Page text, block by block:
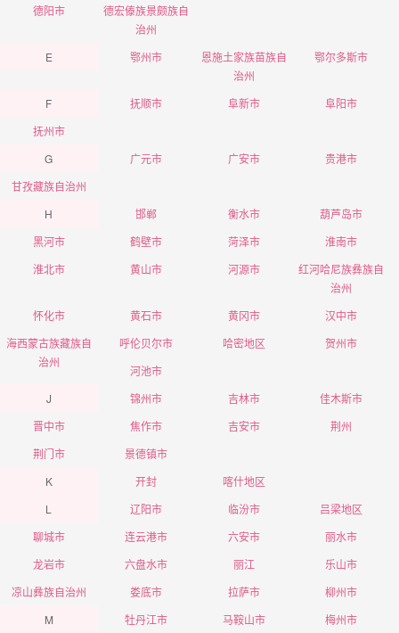
德阳市
德宏傣族景颇族自
治州
E
鄂州市
恩施土家族苗族自
治州
鄂尔多斯市
F 抚顺市 阜新市
阜阳市
抚州市
G
广元市 广安市
贵港市
甘孜藏族自治州
H
邯郸 衡水市
葫芦岛市
黑河市
鹤壁市 菏泽市
淮南市
淮北市
黄山市 河源市
红河哈尼族彝族自
治州
怀化市
黄石市 黄冈市
汉中市
海西蒙古族藏族自
治州
呼伦贝尔市 哈密地区
贺州市
河池市
J
锦州市 吉林市
佳木斯市
晋中市
焦作市 吉安市
荆州
荆门市
景德镇市
K
开封
喀什地区
L
辽阳市 临汾市
吕梁地区
聊城市
连云港市 六安市
丽水市
龙岩市
六盘水市 丽江
乐山市
凉山彝族自治州
娄底市 拉萨市
柳州市
M
牡丹江市 马鞍山市
梅州市